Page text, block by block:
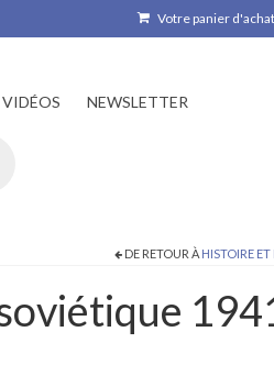
Votre panier
VIDÉOS NEWSLETTER
DE RETOUR À HISTOIRE